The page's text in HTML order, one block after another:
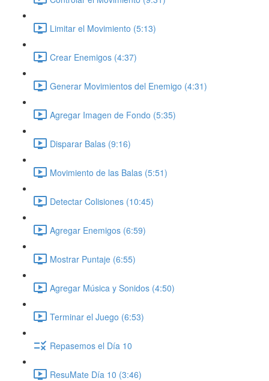
Limitar el Movimiento (5:13)
Crear Enemigos (4:37)
Generar Movimientos del Enemigo (4:31)
Agregar Imagen de Fondo (5:35)
Disparar Balas (9:16)
Movimiento de las Balas (5:51)
Detectar Colisiones (10:45)
Agregar Enemigos (6:59)
Mostrar Puntaje (6:55)
Agregar Música y Sonidos (4:50)
Terminar el Juego (6:53)
Repasemos el Día 10
ResuMate Día 10 (3:46)